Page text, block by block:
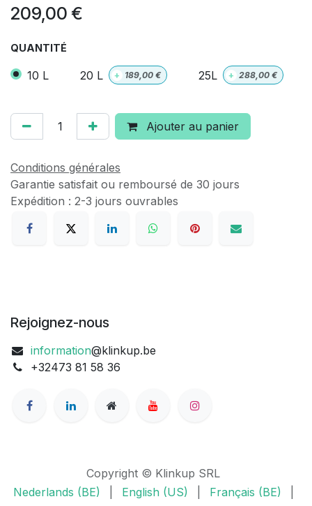
209,00 €
QUANTITÉ
10 L 20 L + 189,00 € 25L + 288,00€
Ajouter au panier
Conditions générales
Garantie satisfait ou remboursé de 30 jours
Expédition : 2-3 jours ouvrables
Rejoignez-nous
information@klinkup.be
+32473 81 58 36
Copyright © Klinkup SRL
Nederlands (BE)
English (US) Français (BE)